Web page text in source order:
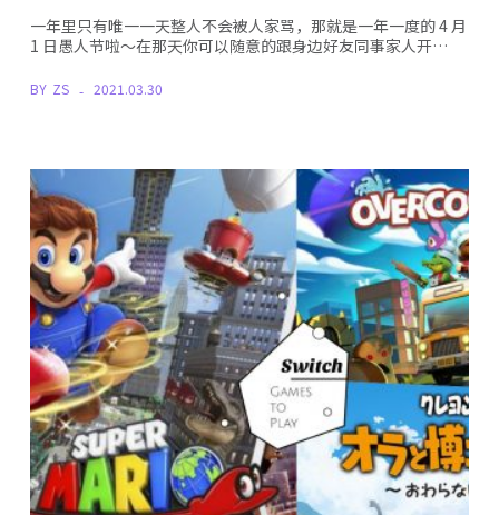
一年里只有唯一一天整人不会被人家骂，那就是一年一度的 4 月
1 日愚人节啦〜在那天你可以随意的跟身边好友同事家人开…
BY ZS 2021.03.30